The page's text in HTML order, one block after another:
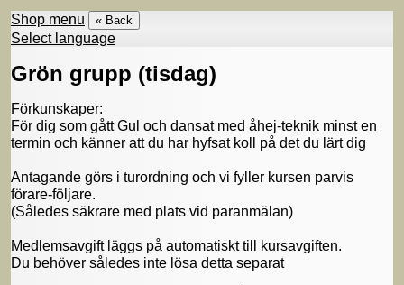
Shop menu « Back
Select language
Grön grupp (tisdag)
Förkunskaper:
För dig som gått Gul och dansat med åhej-teknik minst en
termin och känner att du har hyfsat koll på det du lärt dig
Antagande görs i turordning och vi fyller kursen parvis
förare-följare.
(Således säkrare med plats vid paranmälan)
Medlemsavgift läggs på automatiskt till kursavgiften.
Du behöver således inte lösa detta separat